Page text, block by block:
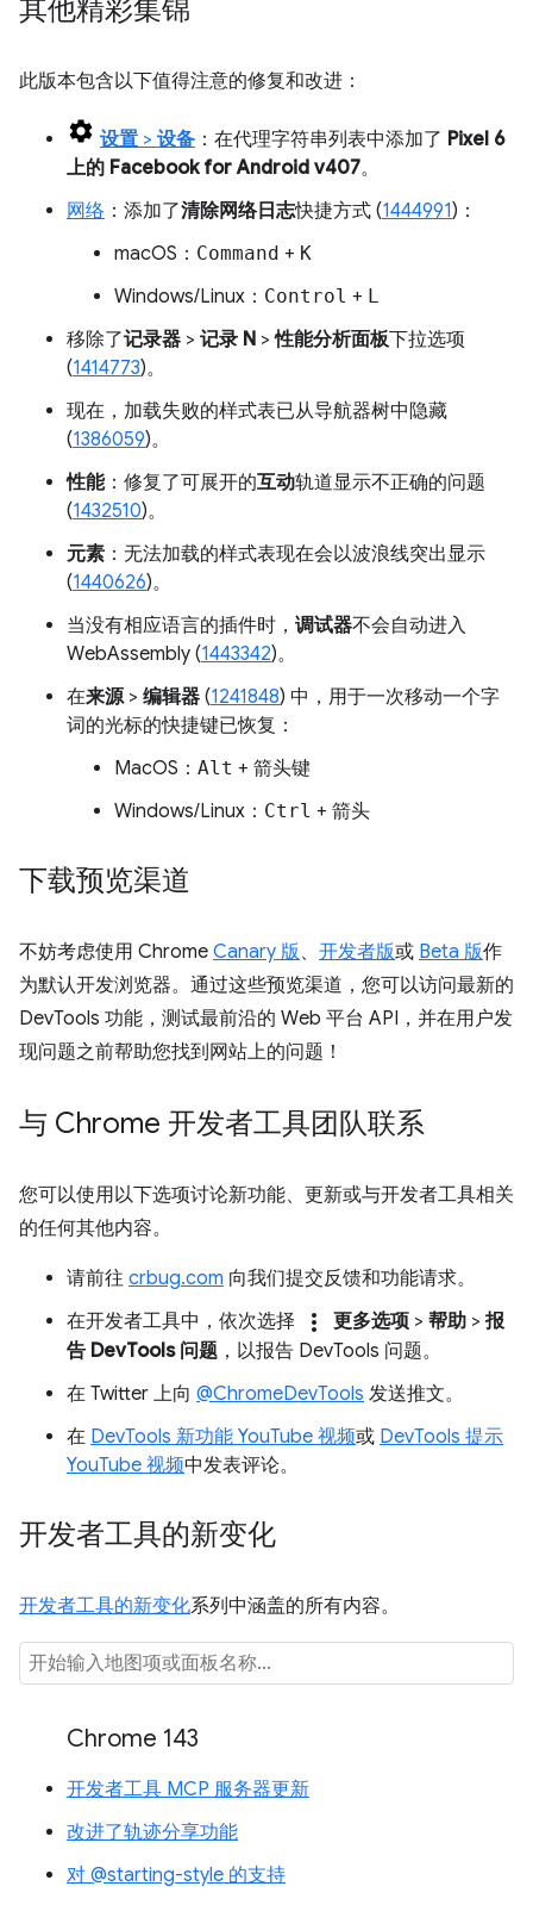
其他精彩集锦
此版本包含以下值得注意的修复和改进：
设置 > 设备 ：在代理字符串列表中添加了 Pixel 6
上的 Facebook for Android v407。
网络 ：添加了清除网络日志快捷方式 (1444991)：
macOS： Command + K
Windows/Linux： Control + L
移除了记录器 > 记录 N >性能分析面板下拉选项
(1414773)。
现在，加载失败的样式表已从导航器树中隐藏
(1386059)。
性能：修复了可展开的互动轨道显示不正确的问题
(1432510)。
元素 ：无法加载的样式表现在会以波浪线突出显示
(1440626)。
当没有相应语言的插件时， 调试器不会自动进入
WebAssembly (1443342)。
在来源> 编辑器 (1241848) 中，用于一次移动一个字
词的光标的快捷键已恢复：
MacOS： Alt + 箭头键
Windows/Linux： Ctrl + 箭头
下载预览渠道
不妨考虑使用 Chrome Canary 版、 开发者版或 Beta 版作
为默认开发浏览器。通过这些预览渠道，您可以访问最新的
DevTools 功能，测试最前沿的 Web 平台 API，并在用户发
现问题之前帮助您找到网站上的问题！
与 Chrome 开发者工具团队联系
您可以使用以下选项讨论新功能、更新或与开发者工具相关
的任何其他内容。
请前往 crbug.com 向我们提交反馈和功能请求。
在开发者工具中，依次选择
more_vert 更多选项 > 帮助 > 报
告 DevTools 问题 ，以报告 DevTools 问题。
在 Twitter 上向 @ChromeDevTools 发送推文。
在 DevTools 新功能 YouTube 视频或 DevTools 提示
YouTube 视频中发表评论。
开发者工具的新变化
开发者工具的新变化系列中涵盖的所有内容。
Chrome 143
开发者工具 MCP 服务器更新
改进了轨迹分享功能
对 @starting-style 的支持